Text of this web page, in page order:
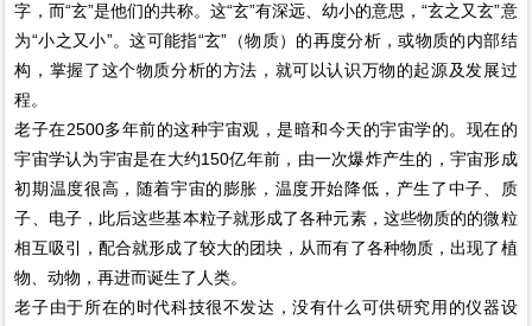
字，而“玄”是他们的共称。这“玄”有深远、幼小的意思，“玄之又玄”意
为“小之又小”。这可能指“玄”（物质）的再度分析，或物质的内部结
构，掌握了这个物质分析的方法，就可以认识万物的起源及发展过
程。
老子在2500多年前的这种宇宙观，是暗和今天的宇宙学的。现在的
宇宙学认为宇宙是在大约150亿年前，由一次爆炸产生的，宇宙形成
初期温度很高，随着宇宙的膨胀，温度开始降低，产生了中子、质
子、电子，此后这些基本粒子就形成了各种元素，这些物质的的微粒
相互吸引，配合就形成了较大的团块，从而有了各种物质，出现了植
物、动物，再进而诞生了人类。
老子由于所在的时代科技很不发达，没有什么可供研究用的仪器设